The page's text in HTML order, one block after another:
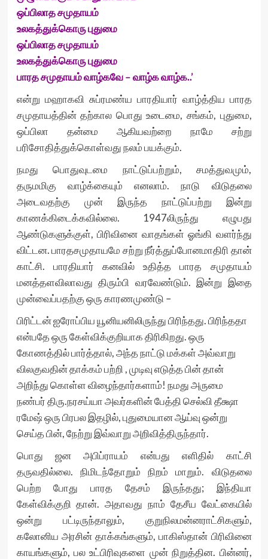
ஒப்பிலாத சமுதாயம்
உலகத்துக்கொரு புதுமை
ஒப்பிலாத சமுதாயம்
உலகத்துக்கொரு புதுமை
பாரத சமுதாயம் வாழ்கவே – வாழ்க வாழ்க..’
என்று மஹாகவி சுப்ரமண்ய பாரதியார் வாழ்த்திய பாரத
சமுதாயத்தின் தற்கால பொது உடைமை, சங்கம், புதுமை,
ஒப்பிலா தன்மை ஆகியவற்றை நாமே சற்று
பரிசோதித்துக்கொள்வது நலம் பயக்கும்.
நமது பொதுவுடமை நாட்டுப்பற்றும், சமத்துவமும்,
தருமமிகு வாழ்க்கையும் எனலாம். நாடு விடுதலை
அடைவதற்கு முன் இருந்த நாட்டுப்பற்று இன்று
காணக்கிடைக்கவில்லை. 1947லிருந்து எழுபது
ஆண்டுகளுக்குள், பிரிவினை வாதங்கள் ஓங்கி வளர்ந்து
விட்டன. பாரதசமுதாயமே சற்று நீர்த்துப்போனமாதிரி தான்
காட்சி. பாரதியார் கனவில் உதித்த பாரத சமுதாயம்
மனத்தளவிலாவது திரும்பி வரவேண்டும். இன்று இதை
முன்வைப்பதற்கு ஒரு காரணமுண்டு –
பிரிட்டன் ஐரோப்பிய யூனியனிலிருந்து பிரிந்தது. பிரிந்ததா
என்பதே ஒரு கேள்விக்குறியாக திரிகிறது. ஒரு
கோணத்தில் பார்த்தால், அந்த நாட்டு மக்கள் அவ்வாறு
விலகுவதின் தாக்கம் பற்றி , முடிவு எடுத்த பின் தான்
அறிந்து கொள்ள விழைந்தார்களாம்! நமது அருமை
நண்பர் திரு.நரசய்யா அவர்களின் பேத்தி செல்வி தீக்ஷா
ரமேஷ் ஒரு பிரபல இதழில், புதுமையான ஆய்வு ஒன்று
செய்த பின், நேற்று இவ்வாறு அறிவித்திருந்தார்.
பொது ஜன அபிப்ராயம் என்பது எளிதில் காட்சி
தருவதில்லை. நிமிடந்தோறும் நிறம் மாறும். விடுதலை
பெற்ற போது பாரத தேசம் இருந்தது; இந்தியா
கேள்விக்குறி தான். அதாவது நாம் தேசீய வேட்கையில்
ஒன்று பட்டிருந்தாலும், குறுநிலமன்னராட்சிகளும்,
கலோனிய அரசின் தாக்கங்களும், பாகிஸ்தான் பிரிவினை
காயங்களும், பல உட்பிரிவுகளை முன் நிறுத்தின. பின்னர்,